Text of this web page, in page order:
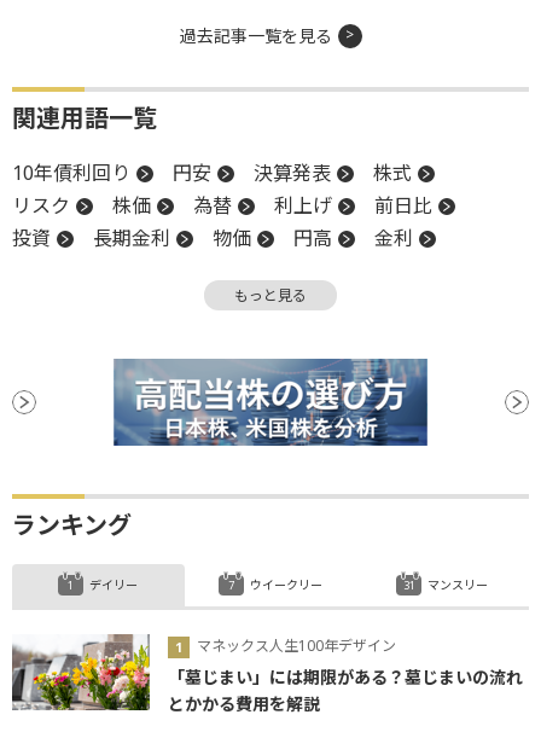
過去記事一覧を見る
関連用語一覧
10年債利回り 円安 決算発表
株式
リスク
株価 為替 利上げ
前日比
投資
長期金利 物価 円高
金利
インフレ EPS
日経平均株価
米連邦公開市場委員会
米連邦準備制度理事会
FRB 大台 押し目買い
業績見通し
決算 債券
材料
証券取引所
東京証券取引所
もっと見る
ランキング
デイリー
マネックス人生100年デザイン
「墓じまい」には期限がある？墓じまいの流れ
とかかる費用を解説
ウイークリー マンスリー